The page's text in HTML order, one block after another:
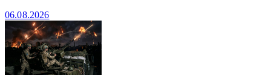
06.08.2026